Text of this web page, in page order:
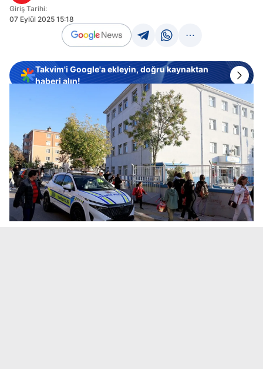
Giriş Tarihi:
07 Eylül 2025 15:18
Takvim'i Google'a ekleyin, doğru kaynaktan
haberi alın!